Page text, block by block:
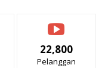
22,800
Pelanggan